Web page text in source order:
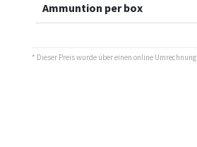
Ammuntion per box
* Dieser Preis wurde über einen online